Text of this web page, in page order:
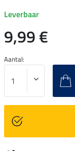
Leverbaar
9,99 €
Aantal: